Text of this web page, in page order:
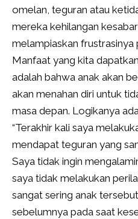
omelan, teguran atau
mereka kehilangan
melampiaskan frustrasinya
Manfaat yang kita
adalah bahwa anak akan
akan menahan diri untuk
masa depan. Logikanya
“Terakhir kali saya
mendapat teguran yang
Saya tidak ingin
saya tidak melakukan
sangat sering anak
sebelumnya pada saat